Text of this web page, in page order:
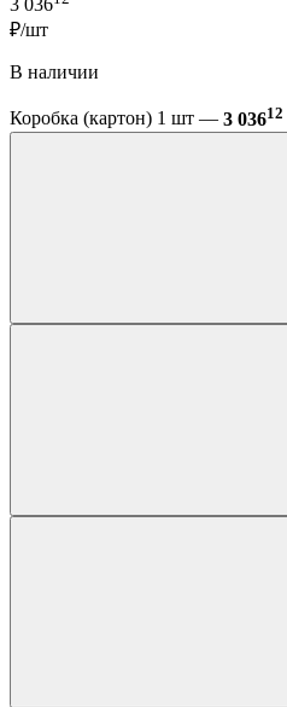
3 036
₽/шт
В наличии
Коробка (картон) 1 шт — 3 03612